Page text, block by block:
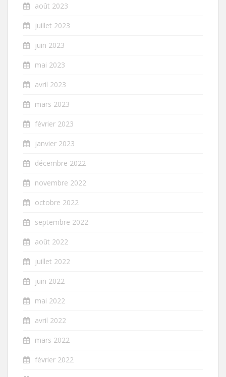
août 2023
juillet 2023
juin 2023
mai 2023
avril 2023
mars 2023
février 2023
janvier 2023
décembre 2022
novembre 2022
octobre 2022
septembre 2022
août 2022
juillet 2022
juin 2022
mai 2022
avril 2022
mars 2022
février 2022